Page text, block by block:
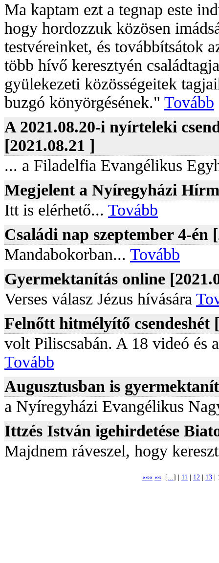
Ma kaptam ezt a tegnap este
hogy hordozzuk közösen
testvéreinket, és továbbítsátok
több hívő keresztyén
gyülekezeti közösségeitek
buzgó könyörgésének." Tovább
A 2021.08.20-i nyírteleki
[2021.08.21 ]
... a Filadelfia Evangélikus
Megjelent a Nyíregyházi
Itt is elérhető... Tovább
Családi nap szeptember 4-én
Mandabokorban... Tovább
Gyermektanítás online
Verses válasz Jézus hívására
Felnőtt hitmélyítő csendeshét
volt Piliscsabán. A 18 videó és
Tovább
Augusztusban is
a Nyíregyházi Evangélikus
Ittzés István igehirdetése
Majdnem ráveszel, hogy
««« «« [...] | 11 12 13 |